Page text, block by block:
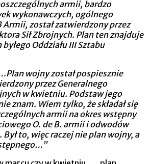
armii, bardzo
wykonawczych, ogólnego
Armii, został zatwierdzony przez
Sił Zbrojnych. Plan ten znajduje
Oddziału III Sztabu
wojny został pospiesznie
przez Generalnego
w kwietniu. Podstaw jego
znam. Wiem tylko, że składał się
armii na okres wstępny
O. de B. armii i odwodów
Był to, więc raczej nie plan wojny, a